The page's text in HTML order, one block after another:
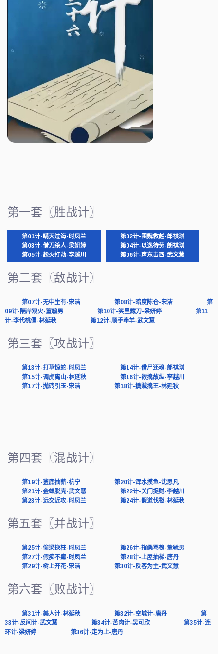
第一套〖胜战计〗
第01计-瞒天过海-时凤兰
第02计-围魏救赵-郎祺琪
第03计-借刀杀人-梁妍婷
第04计-以逸待劳-朗祺琪
第05计-趁火打劫-李越川
第06计-声东击西-武文慧
第二套〖敌战计〗
第07计-无中生有-宋洁 第08计-暗度陈仓-宋洁
第
09计-隔岸观火-董毓男
第10计-笑里藏刀-梁妍婷
第11
计-李代桃僵-林延秋
第12计-顺手牵羊-武文慧
第三套〖攻战计〗
第13计-打草惊蛇-时凤兰
第14计-借尸还魂-郎祺琪
第15计-调虎离山-林延秋
第16计-欲擒故纵-李越川
第17计-抛砖引玉-宋洁
第18计-擒贼擒王-林延秋
第四套〖混战计〗
第19计-釜底抽薪-杭宁
第20计-浑水摸鱼-沈思凡
第21计-金蝉脱壳-武文慧
第22计-关门捉贼-李越川
第23计-远交近攻-时凤兰
第24计-假道伐虢-林延秋
第五套〖并战计〗
第25计-偷梁换柱-时凤兰
第26计-指桑骂槐-董毓男
第27计-假痴不癫-时凤兰
第28计-上屋抽梯-唐丹
第29计-树上开花-宋洁
第30计-反客为主-武文慧
第六套〖败战计〗
第31计-美人计-林延秋 第32计-空城计-唐丹
第
33计-反间计-武文慧
第34计-苦肉计-吴可欣
第35计-连
环计-梁妍婷
第36计-走为上-唐丹